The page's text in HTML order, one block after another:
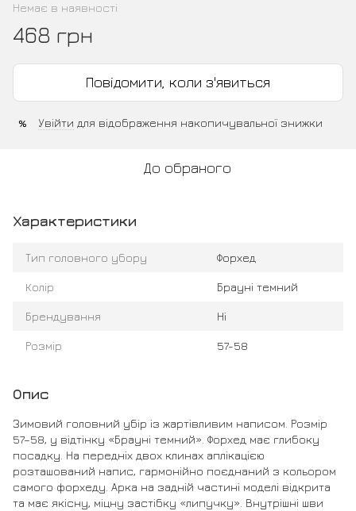
Немає в наявності
468 грн
Повідомити, коли з'явиться
% Увійти для відображення накопичувальної знижки
До обраного
Характеристики
Тип головного убору Форхед
Колір Брауні темний
Брендування Ні
Розмір 57-58
Опис
Зимовий головний убір із жартівливим написом. Розмір
57–58, у відтінку «Брауні темний». Форхед має глибоку
посадку. На передніх двох клинах аплікацією
розташований напис, гармонійно поєднаний з кольором
самого форхеду. Арка на задній частині моделі відкрита
та має якісну, міцну застібку «липучку». Внутрішні шви